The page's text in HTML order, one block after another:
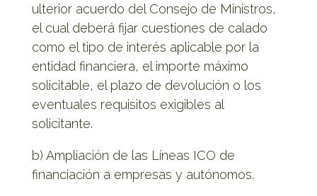
ulterior acuerdo del Consejo de Ministros,
el cual deberá fijar cuestiones de calado
como el tipo de interés aplicable por la
entidad financiera, el importe máximo
solicitable, el plazo de devolución o los
eventuales requisitos exigibles al
solicitante.
b) Ampliación de las Líneas ICO de
financiación a empresas y autónomos.